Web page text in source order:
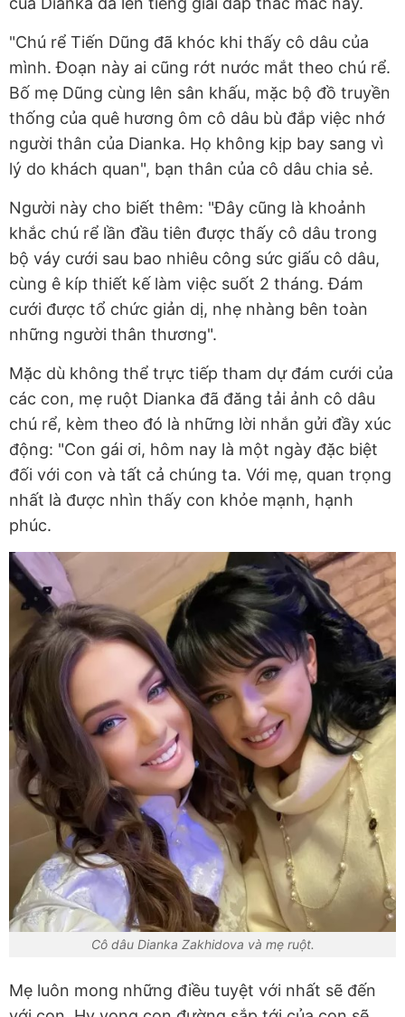
"Chú rể Tiến Dũng đã khóc khi thấy cô dâu của
mình. Đoạn này ai cũng rớt nước mắt theo chú rể.
Bố mẹ Dũng cùng lên sân khấu, mặc bộ đồ truyền
thống của quê hương ôm cô dâu bù đắp việc nhớ
người thân của Dianka. Họ không kịp bay sang vì
lý do khách quan", bạn thân của cô dâu chia sẻ.
Người này cho biết thêm: "Đây cũng là khoảnh
khắc chú rể lần đầu tiên được thấy cô dâu trong
bộ váy cưới sau bao nhiêu công sức giấu cô dâu,
cùng ê kíp thiết kế làm việc suốt 2 tháng. Đám
cưới được tổ chức giản dị, nhẹ nhàng bên toàn
những người thân thương".
Mặc dù không thể trực tiếp tham dự đám cưới của
các con, mẹ ruột Dianka đã đăng tải ảnh cô dâu
chú rể, kèm theo đó là những lời nhắn gửi đầy xúc
động: "Con gái ơi, hôm nay là một ngày đặc biệt
đối với con và tất cả chúng ta. Với mẹ, quan trọng
nhất là được nhìn thấy con khỏe mạnh, hạnh
phúc.
Cô dâu Dianka Zakhidova và mẹ ruột.
Mẹ luôn mong những điều tuyệt với nhất sẽ đến